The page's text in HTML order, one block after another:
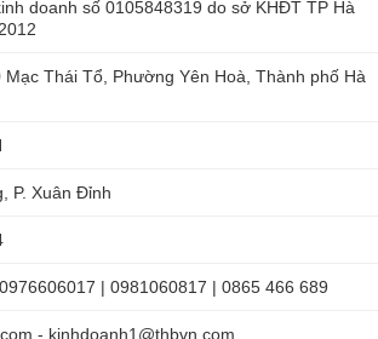
doanh số 0105848319 do sở KHĐT TP Hà
Thái Tổ, Phường Yên Hoà, Thành phố Hà
P. Xuân Đỉnh
| 0981060817 | 0865 466 689
- kinhdoanh1@thbvn.com